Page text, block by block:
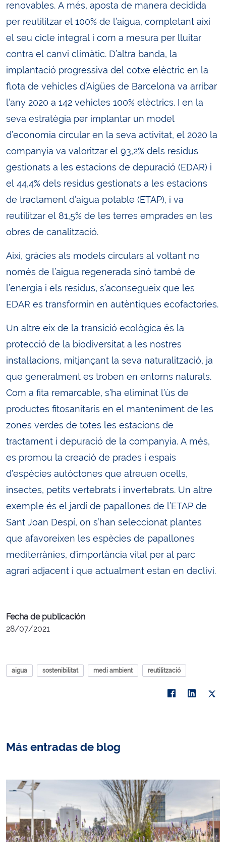
renovables. A més, aposta de manera decidida
per reutilitzar el 100% de l’aigua, completant així
el seu cicle integral i com a mesura per lluitar
contra el canvi climàtic. D’altra banda, la
implantació progressiva del cotxe elèctric en la
flota de vehicles d’Aigües de Barcelona va arribar
l’any 2020 a 142 vehicles 100% elèctrics. I en la
seva estratègia per implantar un model
d’economia circular en la seva activitat, el 2020 la
companyia va valoritzar el 93,2% dels residus
gestionats a les estacions de depuració (EDAR) i
el 44,4% dels residus gestionats a les estacions
de tractament d’aigua potable (ETAP), i va
reutilitzar el 81,5% de les terres emprades en les
obres de canalització.
Així, gràcies als models circulars al voltant no
només de l’aigua regenerada sinó també de
l’energia i els residus, s’aconsegueix que les
EDAR es transformin en autèntiques ecofactories.
Un altre eix de la transició ecològica és la
protecció de la biodiversitat a les nostres
instal·lacions, mitjançant la seva naturalització, ja
que generalment es troben en entorns naturals.
Com a fita remarcable, s’ha eliminat l’ús de
productes fitosanitaris en el manteniment de les
zones verdes de totes les estacions de
tractament i depuració de la companyia. A més,
es promou la creació de prades i espais
d’espècies autòctones que atreuen ocells,
insectes, petits vertebrats i invertebrats. Un altre
exemple és el jardí de papallones de l’ETAP de
Sant Joan Despí, on s’han seleccionat plantes
que afavoreixen les espècies de papallones
mediterrànies, d’importància vital per al parc
agrari adjacent i que actualment estan en declivi.
Fecha de publicación
28/07/2021
aigua sostenibilitat medi ambient reutilització
Más entradas de blog